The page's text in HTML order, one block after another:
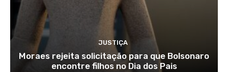
JUSTIÇA
Moraes rejeita solicitação para que Bolsonaro
encontre filhos no Dia dos Pais